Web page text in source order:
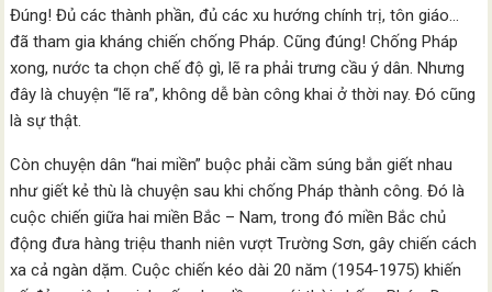
Đúng! Đủ các thành phần, đủ các xu hướng chính trị, tôn giáo…
đã tham gia kháng chiến chống Pháp. Cũng đúng! Chống Pháp
xong, nước ta chọn chế độ gì, lẽ ra phải trưng cầu ý dân. Nhưng
đây là chuyện “lẽ ra”, không dễ bàn công khai ở thời nay. Đó cũng
là sự thật.
Còn chuyện dân “hai miền” buộc phải cầm súng bắn giết nhau
như giết kẻ thù là chuyện sau khi chống Pháp thành công. Đó là
cuộc chiến giữa hai miền Bắc – Nam, trong đó miền Bắc chủ
động đưa hàng triệu thanh niên vượt Trường Sơn, gây chiến cách
xa cả ngàn dặm. Cuộc chiến kéo dài 20 năm (1954-1975) khiến